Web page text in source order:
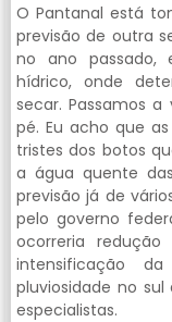
O Pantanal está
previsão de outra
no ano passado,
hídrico, onde
secar. Passamos
pé. Eu acho que
tristes dos botos
a água quente
previsão já de
pelo governo
ocorreria
intensificação
pluviosidade no
especialistas.